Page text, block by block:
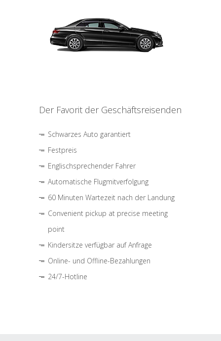
Der Favorit der Geschäftsreisenden
Schwarzes Auto garantiert
Festpreis
Englischsprechender Fahrer
Automatische Flugmitverfolgung
60 Minuten Wartezeit nach der Landung
Convenient pickup at precise meeting
point
Kindersitze verfügbar auf Anfrage
Online- und Offline-Bezahlungen
24/7-Hotline